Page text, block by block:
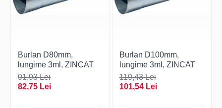
Burlan D80mm,
lungime 3ml, ZINCAT
91,93 Lei
82,75 Lei
Burlan D100mm,
lungime 3ml, ZINCAT
119,43 Lei
101,54 Lei